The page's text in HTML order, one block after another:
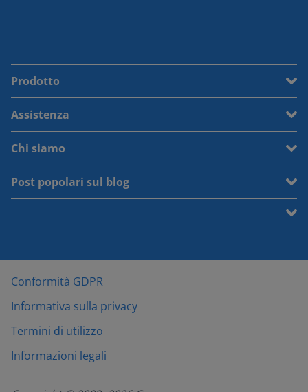
Prodotto
Assistenza
Chi siamo
Post popolari sul blog
Conformità GDPR
Informativa sulla privacy
Termini di utilizzo
Informazioni legali